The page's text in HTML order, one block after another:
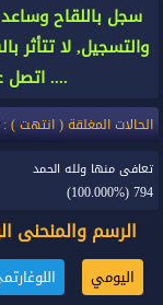
سجل باللقاح وساعد
والتسجيل, لا تتأثر
.... اتصل على 937
الحالات المغلقة ( انتهت ) :
تعافى منها ولله الحمد
794
(100.000%)
الرسم والمنحنى
اليومي